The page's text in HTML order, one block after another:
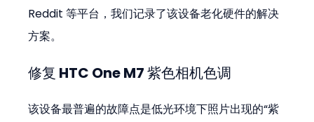
Reddit 等平台，我们记录了该设备老化硬件的解决
方案。
修复 HTC One M7 紫色相机色调
该设备最普遍的故障点是低光环境下照片出现的“紫